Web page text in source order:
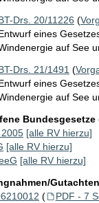
Drs. 20/11226 (
eines
auf See
Drs. 21/1491 (
eines
auf See
Bundesgesetze
[alle RV hierzu]
[alle RV hierzu]
[alle RV hierzu]
( PDF - 7